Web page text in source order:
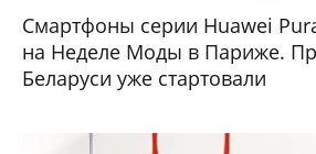
Смартфоны серии Huawei
на Неделе Моды в Париже.
Беларуси уже стартовали